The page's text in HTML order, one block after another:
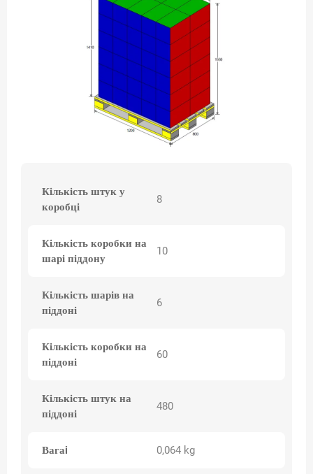
Кількість штук у
коробці
8
Кількість коробки на
шарі піддону
10
Кількість шарів на
піддоні
6
Кількість коробки на
піддоні
60
Кількість штук на
піддоні
480
Вагаi 0,064 kg